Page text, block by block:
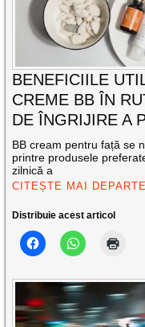
BENEFICIILE
CREME BB ÎN
DE ÎNGRIJIRE A
BB cream pentru față se
printre produsele
zilnică a
CITEȘTE MAI DEPARTE
Distribuie acest articol